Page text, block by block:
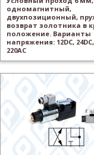
одномагнитный,
двухпозиционный,
возврат золотника в
положение. Варианты
напряжения: 12DC, 24DC,
220AC